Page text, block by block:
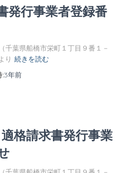
発行事業者登録番
葉県船橋市栄町１丁目９番１－
り 続きを読む
:3年前
格請求書発行事業